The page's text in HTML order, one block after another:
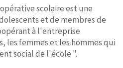
scolaire est une
et de membres de
à l'entreprise
les femmes et les hommes qui
social de l'école ".